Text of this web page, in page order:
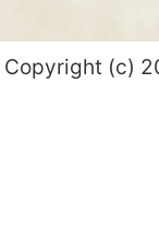
Copyright (c)